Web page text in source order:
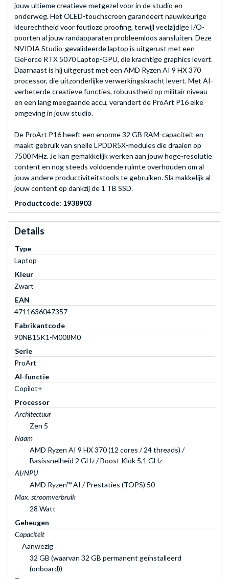
jouw ultieme creatieve metgezel voor in de studio en
onderweg. Het OLED-touchscreen garandeert nauwkeurige
kleurechtheid voor foutloze proofing, terwijl veelzijdige I/O-
poorten al jouw randapparaten probleemloos aansluiten. Deze
NVIDIA Studio-gevalideerde laptop is uitgerust met een
GeForce RTX 5070 Laptop-GPU, die krachtige graphics levert.
Daarnaast is hij uitgerust met een AMD Ryzen AI 9 HX 370
processor, die uitzonderlijke verwerkingskracht levert. Met AI-
verbeterde creatieve functies, robuustheid op militair niveau
en een lang meegaande accu, verandert de ProArt P16 elke
omgeving in jouw studio.
De ProArt P16 heeft een enorme 32 GB RAM-capaciteit en
maakt gebruik van snelle LPDDR5X-modules die draaien op
7500 MHz. Je kan gemakkelijk werken aan jouw hoge-resolutie
content en nog steeds voldoende ruimte overhouden om al
jouw andere productiviteitstools te gebruiken. Sla makkelijk al
jouw content op dankzij de 1 TB SSD.
Productcode: 1938903
Details
Type
Laptop
Kleur
Zwart
EAN
4711636047357
Fabrikantcode
90NB15K1-M008M0
Serie
ProArt
AI-functie
Copilot+
Processor
Architectuur
Zen 5
Naam
AMD Ryzen AI 9 HX 370 (12 cores / 24 threads) /
Basissnelheid 2 GHz / Boost Klok 5,1 GHz
AI/NPU
AMD Ryzen™ AI / Prestaties (TOPS) 50
Max. stroomverbruik
28 Watt
Geheugen
Capaciteit
Aanwezig
32 GB (waarvan 32 GB permanent geïnstalleerd
(onboard))